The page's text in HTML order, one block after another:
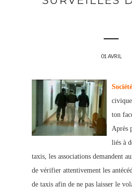
01 AVRIL
Société
ton
Après
liés à
taxis, les associations demandent
de vérifier attentivement les
de taxis afin de ne pas laisser le